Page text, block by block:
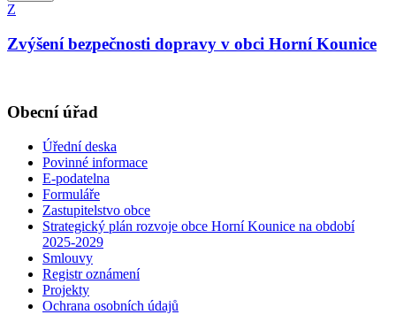
Z
Zvýšení bezpečnosti dopravy v obci Horní Kounice
Obecní úřad
Úřední deska
Povinné informace
E-podatelna
Formuláře
Zastupitelstvo obce
Strategický plán rozvoje obce Horní Kounice na období
2025-2029
Smlouvy
Registr oznámení
Projekty
Ochrana osobních údajů